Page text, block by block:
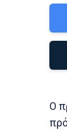
Ο